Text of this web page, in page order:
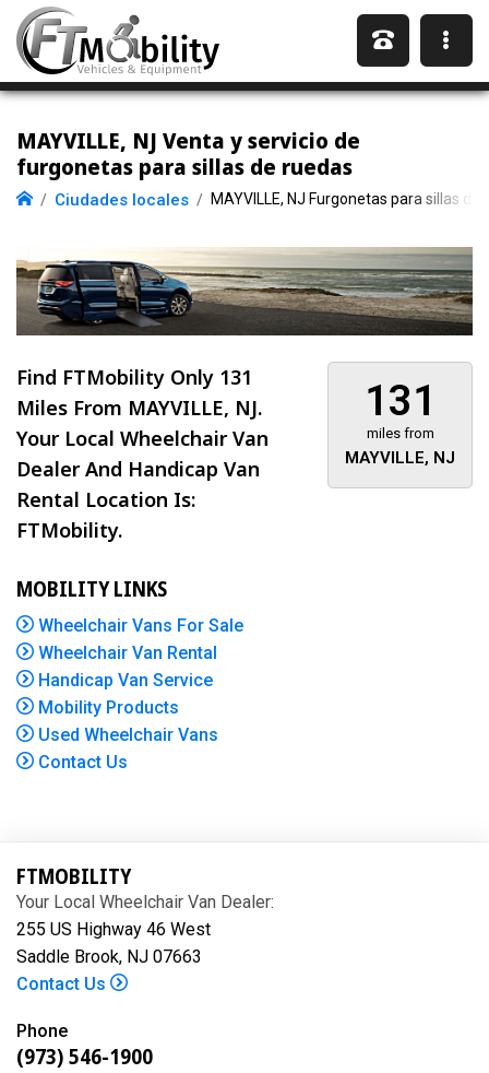
MAYVILLE, NJ Venta y servicio de
furgonetas para sillas de ruedas
Ciudades locales MAYVILLE, NJ Furgonetas para sillas de
131
miles from
MAYVILLE, NJ
Find FTMobility Only 131
Miles From MAYVILLE, NJ.
Your Local Wheelchair Van
Dealer And Handicap Van
Rental Location Is:
FTMobility.
MOBILITY LINKS
Wheelchair Vans For Sale
Wheelchair Van Rental
Handicap Van Service
Mobility Products
Used Wheelchair Vans
Contact Us
FTMOBILITY
Your Local Wheelchair Van Dealer:
255 US Highway 46 West
Saddle Brook, NJ 07663
Contact Us
Phone
(973) 546-1900